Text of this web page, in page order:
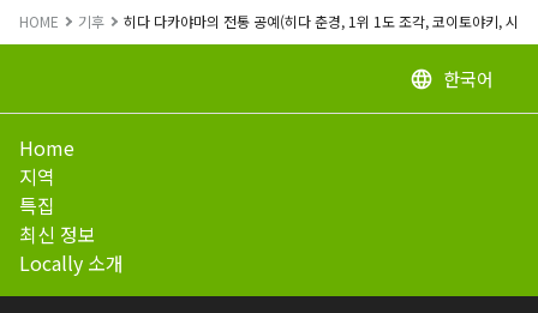
HOME 기후 히다 다카야마의 전통 공예(히다 춘경, 1위 1도 조각, 코이토야키, 시
language 한국어
Home
지역
특집
최신 정보
Locally 소개